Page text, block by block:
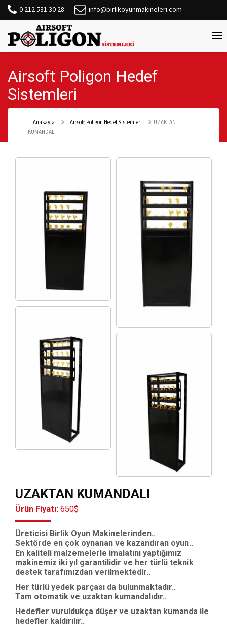
0 212 531 30 28 info@birlikoyunmakineleri.com
Airsoft Poligon Hedef
Sistemleri
Anasayfa Airsoft Poligon Hedef Sistemleri
UZAKTAN
KUMANDALI
UZAKTAN KUMANDALI
Ürün Fiyatı: 650$
Üreticisi Birlik Oyun Makinelerinden..
Sektörde en çok oynanan ve kazandıran oyun..
En kaliteli malzemelerle imalatını yaptığımız
makinemiz iki yıl garantilidir ve her türlü teknik
destek tarafımızdan verilmektedir..
Her türlü yedek parçası da bulunmaktadır..
Tam otomatik ve uzaktan kumandalıdır..
Hedefler vuruldukça düşer ve uzaktan kumanda ile
hedefler kaldırılır..